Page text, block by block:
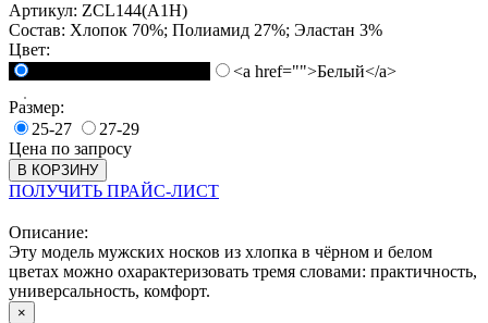
Артикул: ZCL144(A1H)
Состав: Хлопок 70%; Полиамид 27%; Эластан 3%
Цвет:
<a href="">Белый</a>
Размер:
25-27
27-29
Цена по запросу
В КОРЗИНУ
ПОЛУЧИТЬ ПРАЙС-ЛИСТ
Описание:
Эту модель мужских носков из хлопка в чёрном и белом
цветах можно охарактеризовать тремя словами: практичность,
универсальность, комфорт.
×